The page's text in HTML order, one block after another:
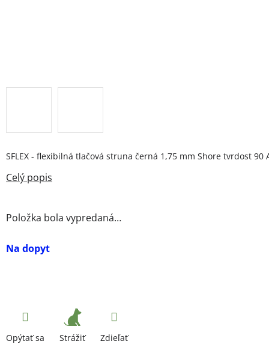
Na dopyt
Položka bola vypredaná…
SFLEX - flexibilná tlačová struna černá 1,75 mm Shore tvrdost 90
Opýtať sa Strážiť Zdieľať